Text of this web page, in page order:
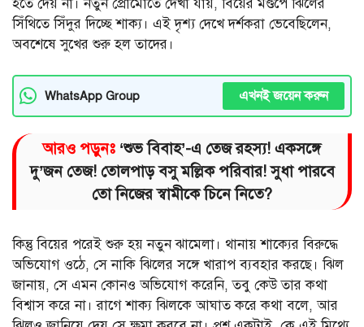
হতে দেয় না। নতুন প্রোমোতে দেখা যায়, বিয়ের মণ্ডপে ঝিলের
সিঁথিতে সিঁদুর দিচ্ছে শাক্য। এই দৃশ্য দেখে দর্শকরা ভেবেছিলেন,
অবশেষে সুখের শুরু হল তাদের।
WhatsApp Group এখনই জয়েন করুন
আরও পড়ুনঃ ‘শুভ বিবাহ’-এ তেজ রহস্য! একসঙ্গে
দু’জন তেজ! তোলপাড় বসু মল্লিক পরিবার! সুধা পারবে
তো নিজের স্বামীকে চিনে নিতে?
কিন্তু বিয়ের পরেই শুরু হয় নতুন ঝামেলা। থানায় শাক্যের বিরুদ্ধে
অভিযোগ ওঠে, সে নাকি ঝিলের সঙ্গে খারাপ ব্যবহার করছে। ঝিল
জানায়, সে এমন কোনও অভিযোগ করেনি, তবু কেউ তার কথা
বিশ্বাস করে না। রাগে শাক্য ঝিলকে আঘাত করে কথা বলে, আর